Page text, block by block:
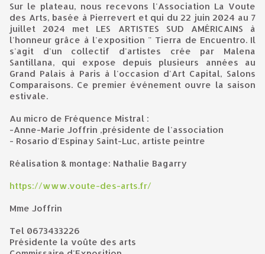
Sur le plateau, nous recevons l'Association La Voute
des Arts, basée à Pierrevert et qui du 22 juin 2024 au 7
juillet 2024 met LES ARTISTES SUD AMÉRICAINS à
l'honneur grâce à l'exposition " Tierra de Encuentro. Il
s'agit d'un collectif d'artistes crée par Malena
Santillana, qui expose depuis plusieurs années au
Grand Palais à Paris à l'occasion d'Art Capital, Salons
Comparaisons. Ce premier événement ouvre la saison
estivale.
Au micro de Fréquence Mistral :
-Anne-Marie Joffrin ,présidente de l'association
- Rosario d'Espinay Saint-Luc, artiste peintre
Réalisation & montage: Nathalie Bagarry
https://www.voute-des-arts.fr/
Mme Joffrin
Tel 0673433226
Présidente la voûte des arts